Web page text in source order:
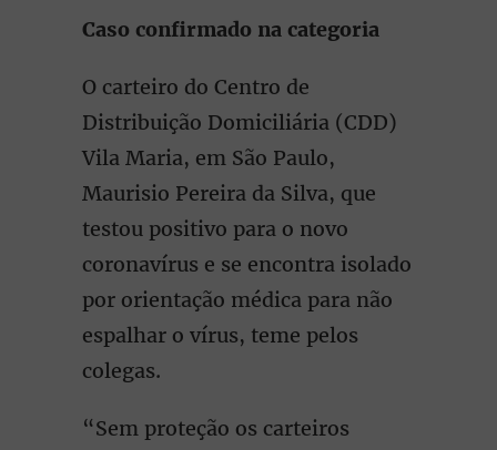
Caso confirmado na categoria
O carteiro do Centro de
Distribuição Domiciliária (CDD)
Vila Maria, em São Paulo,
Maurisio Pereira da Silva, que
testou positivo para o novo
coronavírus e se encontra isolado
por orientação médica para não
espalhar o vírus, teme pelos
colegas.
“Sem proteção os carteiros